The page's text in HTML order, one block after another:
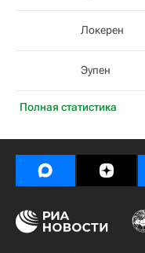
Полная статистика
Локерен
Эупен